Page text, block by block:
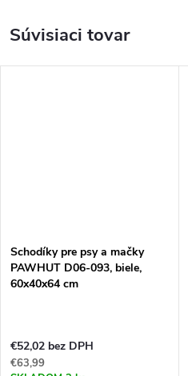
Súvisiaci tovar
Schodíky pre psy a mačky
PAWHUT D06-093, biele,
60x40x64 cm
€52,02 bez DPH
€63,99